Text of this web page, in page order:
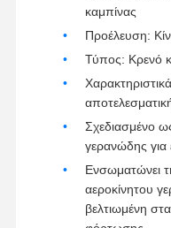
Όλες Οι
Περιπτώσεις
Τώρα
Τροχοί γερανού
Κράνος Αγκώνα
Τροχήλατο
καμπίνας
Προέλευση:
Τύπος: Κρενό
Σχεδιασμένο
γερανώδης για
Ενσωματώνει
αεροκίνητου
βελτιωμένη